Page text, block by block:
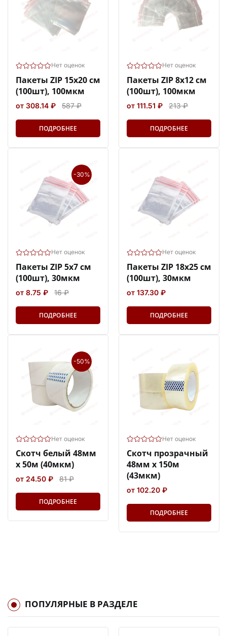
Нет оценок
Пакеты ZIP 15х20 см
(100шт), 100мкм
от 308.14 ₽ 587 ₽
ПОДРОБНЕЕ
Нет оценок
Пакеты ZIP 8х12 см
(100шт), 100мкм
от 111.51 ₽ 213 ₽
ПОДРОБНЕЕ
-30%
Нет оценок
Пакеты ZIP 5х7 см
(100шт), 30мкм
от 8.75 ₽ 16 ₽
ПОДРОБНЕЕ
Нет оценок
Пакеты ZIP 18х25 см
(100шт), 30мкм
от 137.30 ₽
ПОДРОБНЕЕ
-50%
Нет оценок
Скотч белый 48мм
х 50м (40мкм)
от 24.50 ₽ 81 ₽
ПОДРОБНЕЕ
Нет оценок
Скотч прозрачный
48мм х 150м
(43мкм)
от 102.20 ₽
ПОДРОБНЕЕ
ПОПУЛЯРНЫЕ В РАЗДЕЛЕ